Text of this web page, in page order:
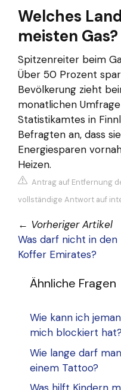
Welches
meisten Gas?
Spitzenreiter beim
Über 50 Prozent
Bevölkerung zieht
monatlichen
Statistikamtes in
Befragten an, dass
Energiesparen
Heizen.
Antrag auf Entfernung
vollständige Antwort auf
← Vorheriger Artikel
Was darf nicht in den
Koffer Emirates?
Ähnliche Fragen
Wie kann ich
mich blockiert
Wie lange darf
einem Tattoo?